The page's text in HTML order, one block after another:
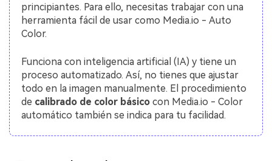
principiantes. Para ello, necesitas trabajar con una
herramienta fácil de usar como Media.io - Auto
Color.
Funciona con inteligencia artificial (IA) y tiene un
proceso automatizado. Así, no tienes que ajustar
todo en la imagen manualmente. El procedimiento
de calibrado de color básico con Media.io - Color
automático también se indica para tu facilidad.